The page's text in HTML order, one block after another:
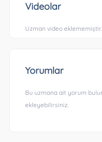
Videolar
Uzman video eklememiştir.
Yorumlar
Bu uzmana ait yorum
ekleyebilirsiniz.